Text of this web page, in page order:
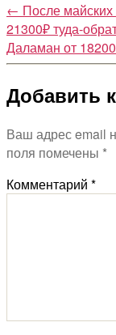
← После
21300₽ туда-
Даламан от
Добавить
Ваш адрес email
поля помечены *
Комментарий *